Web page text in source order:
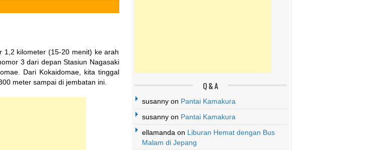
1,2 kilometer (15-20 menit) ke arah
3 dari depan Stasiun Nagasaki
Dari Kokaidomae, kita tinggal
meter sampai di jembatan ini.
Q & A
susannyon Pantai Kamakura
susannyon Pantai Kamakura
ellamanda on Liburan Hemat dengan Bus
Malam di Jepang